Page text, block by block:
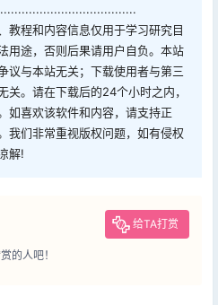
教程和内容信息仅用于学习研究目
用途，否则后果请用户自负。本站
议与本站无关；下载使用者与第三
关。请在下载后的24个小时之内，
如喜欢该软件和内容，请支持正
我们非常重视版权问题，如有侵权
解!
给TA打赏
的人吧！